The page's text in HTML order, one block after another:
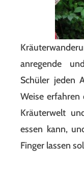
anregende
Schüler jeden
Weise
Kräuterwelt
essen kann,
Finger lassen